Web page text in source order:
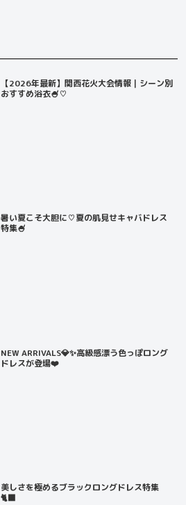
【2026年最新】関西花火大会情報｜シーン別
おすすめ浴衣🍧♡
暑い夏こそ大胆に♡夏の肌見せキャバドレス
特集🍧
NEW ARRIVALS💎✨高級感漂う色っぽロング
ドレスが登場❤️
美しさを極めるブラックロングドレス特集
🐈‍⬛